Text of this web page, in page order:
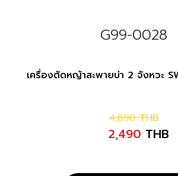
G99-0028
เครื่องตัดหญ้าสะพายบ่า 2 จังหวะ
4,890 THB
2,490 THB